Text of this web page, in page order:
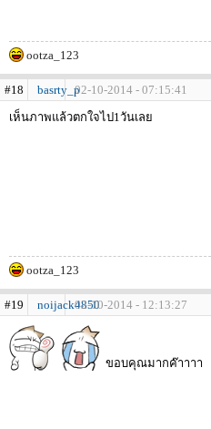
ootza_123
#18 basrty_p02-10-2014 - 07:15:41
เห็นภาพแล้วตกใจไป1วันเลย
ootza_123
#19 noijack485002-10-2014 - 12:13:27
ขอบคุณมากค๊าาาา